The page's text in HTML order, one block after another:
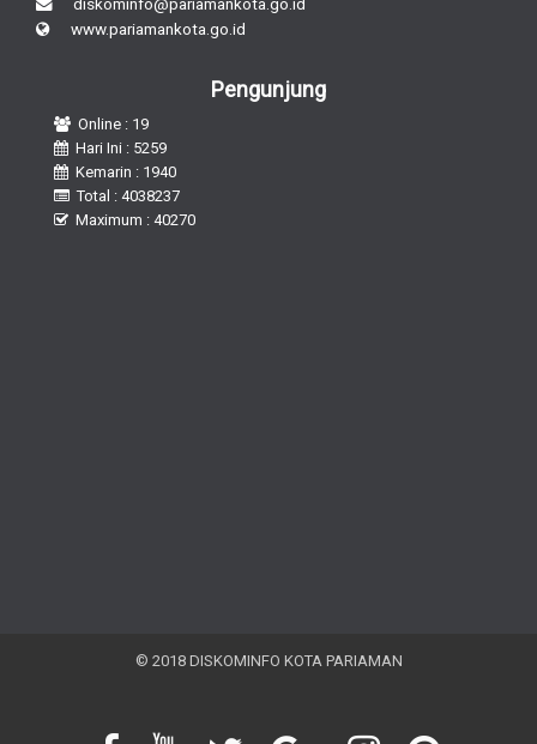
www.pariamankota.go.id
Pengunjung
Online : 19
Hari Ini : 5259
Kemarin : 1940
Total : 4038237
Maximum : 40270
© 2018 DISKOMINFO KOTA PARIAMAN